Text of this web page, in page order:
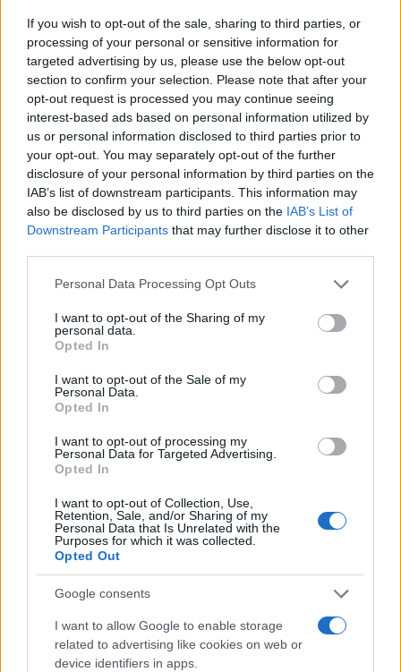
If you wish to opt-out of the sale, sharing to third parties, or
processing of your personal or sensitive information for
targeted advertising by us, please use the below opt-out
section to confirm your selection. Please note that after your
opt-out request is processed you may continue seeing
interest-based ads based on personal information utilized by
us or personal information disclosed to third parties prior to
your opt-out. You may separately opt-out of the further
disclosure of your personal information by third parties on the
IAB’s list of downstream participants. This information may
also be disclosed by us to third parties on the IAB’s List of
Downstream Participants that may further disclose it to other
Please note that this website/app uses one or more Google
not limited to your visit or usage behaviour. You may click to
grant or deny consent to Google and its third-party tags to
use your data for below specified purposes in below Google
consent section.
Personal Data Processing Opt Outs
I want to opt-out of the Sharing of my
personal data.
Opted In
I want to opt-out of the Sale of my
Personal Data.
Opted In
I want to opt-out of processing my
Personal Data for Targeted Advertising.
Opted In
I want to opt-out of Collection, Use,
Retention, Sale, and/or Sharing of my
Personal Data that Is Unrelated with the
Purposes for which it was collected.
Opted Out
Google consents
I want to allow Google to enable storage
related to advertising like cookies on web or
device identifiers in apps.
Continua a leggere
EDUCAZIONE E CRESCITA
Ansia nei figli: tecniche di co-regolazione e routine
rassicuranti
Beatrice Bonaventura · 7 Ago 2026
EDUCAZIONE E CRESCITA